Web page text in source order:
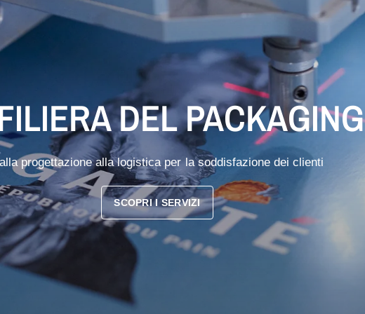
DEL PACKAGING
progettazione alla logistica per la soddisfazione dei clienti
SCOPRI I SERVIZI